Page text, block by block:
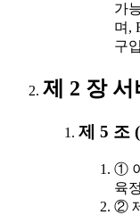
가
며,
구
제 2 장
제 5 조
①
육
②